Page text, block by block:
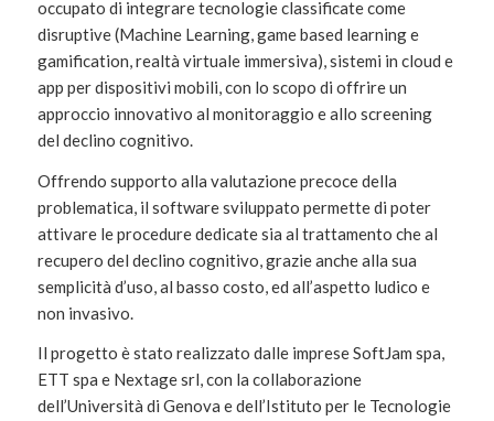
occupato di integrare tecnologie classificate come
disruptive (Machine Learning, game based learning e
gamification, realtà virtuale immersiva), sistemi in cloud e
app per dispositivi mobili, con lo scopo di offrire un
approccio innovativo al monitoraggio e allo screening
del declino cognitivo.
Offrendo supporto alla valutazione precoce della
problematica, il software sviluppato permette di poter
attivare le procedure dedicate sia al trattamento che al
recupero del declino cognitivo, grazie anche alla sua
semplicità d’uso, al basso costo, ed all’aspetto ludico e
non invasivo.
Il progetto è stato realizzato dalle imprese SoftJam spa,
ETT spa e Nextage srl, con la collaborazione
dell’Università di Genova e dell’Istituto per le Tecnologie